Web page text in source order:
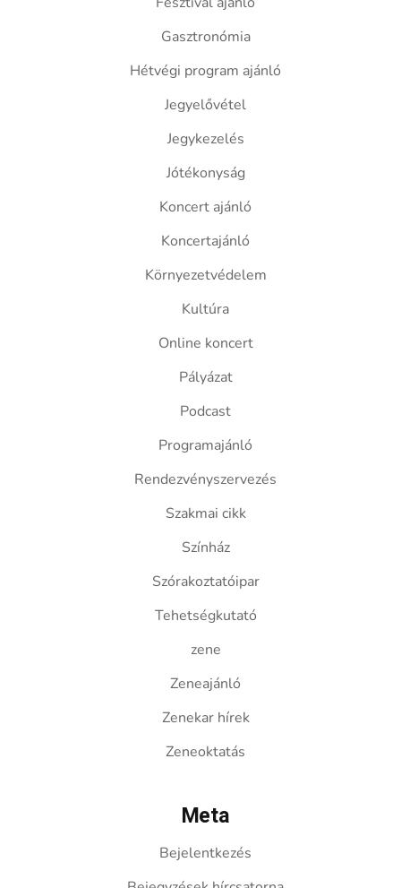
Gasztronómia
Hétvégi program ajánló
Jegyelővétel
Jegykezelés
Jótékonyság
Koncert ajánló
Koncertajánló
Környezetvédelem
Kultúra
Online koncert
Pályázat
Podcast
Programajánló
Rendezvényszervezés
Szakmai cikk
Színház
Szórakoztatóipar
Tehetségkutató
zene
Zeneajánló
Zenekar hírek
Zeneoktatás
Meta
Bejelentkezés